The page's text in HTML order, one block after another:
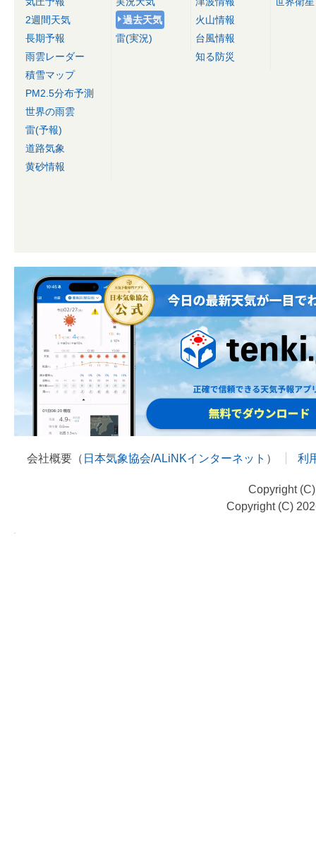
2週間天気
長期予報
雨雲レーダー
積雪マップ
PM2.5分布予測
世界の雨雲
雷(予報)
道路気象
黄砂情報
過去天気
雷(実況)
火山情報
台風情報
知る防災
会社概要（ 日本気象協会/ALiNKインターネット ） 利
Copyright
Copyright (C)